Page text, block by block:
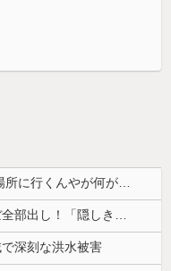
【悲報】 明日、飛田給とかいう謎の場所に行くんやが何があるんや????・・・・・・・・・
【最新画像】 tuki.(17)、ハワイでほぼ全部出し！「隠しきれない美貌」とSNSざわつく
深刻な洪水被害